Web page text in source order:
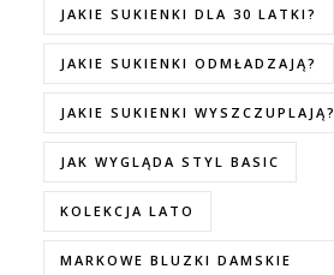
JAKIE SUKIENKI DLA 30 LATKI?
JAKIE SUKIENKI ODMŁADZAJĄ?
JAKIE SUKIENKI WYSZCZUPLAJĄ?
JAK WYGLĄDA STYL BASIC
KOLEKCJA LATO
MARKOWE BLUZKI DAMSKIE